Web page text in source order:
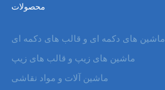
محصولات
ماشین های دکمه ای و قالب های دکمه ای
ماشین های زیپ و قالب های زیپ
ماشین آلات و مواد نقاشی